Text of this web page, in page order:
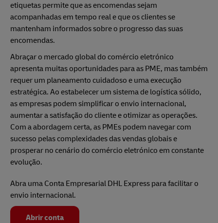
etiquetas permite que as encomendas sejam
acompanhadas em tempo real e que os clientes se
mantenham informados sobre o progresso das suas
encomendas.
Abraçar o mercado global do comércio eletrónico
apresenta muitas oportunidades para as PME, mas também
requer um planeamento cuidadoso e uma execução
estratégica. Ao estabelecer um sistema de logística sólido,
as empresas podem simplificar o envio internacional,
aumentar a satisfação do cliente e otimizar as operações.
Com a abordagem certa, as PMEs podem navegar com
sucesso pelas complexidades das vendas globais e
prosperar no cenário do comércio eletrónico em constante
evolução.
Abra uma Conta Empresarial DHL Express para facilitar o
envio internacional.
Abrir conta